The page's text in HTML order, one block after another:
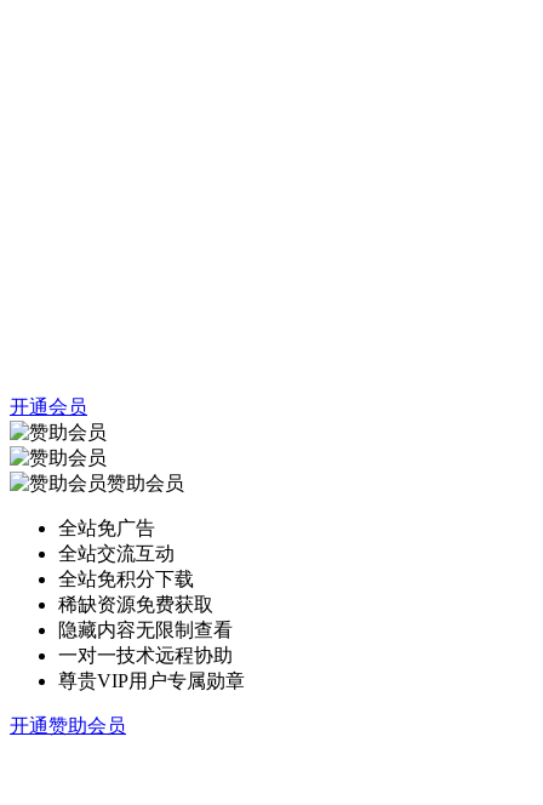
开通会员
赞助会员
全站免广告
全站交流互动
全站免积分下载
稀缺资源免费获取
隐藏内容无限制查看
一对一技术远程协助
尊贵VIP用户专属勋章
开通赞助会员